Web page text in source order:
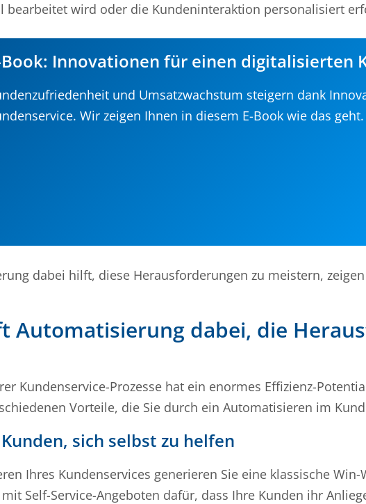
bearbeitet wird oder die Kundeninteraktion personalisiert
Book: Innovationen für einen digitalisierten
und Umsatzwachstum steigern dank
Wir zeigen Ihnen in diesem E-Book wie das geht.
dabei hilft, diese Herausforderungen zu meistern,
Automatisierung dabei, die
Kundenservice-Prozesse hat ein enormes Effizienz-
Vorteile, die Sie durch ein Automatisieren im
sich selbst zu helfen
Ihres Kundenservices generieren Sie eine klassische
Self-Service-Angeboten dafür, dass Ihre Kunden ihr